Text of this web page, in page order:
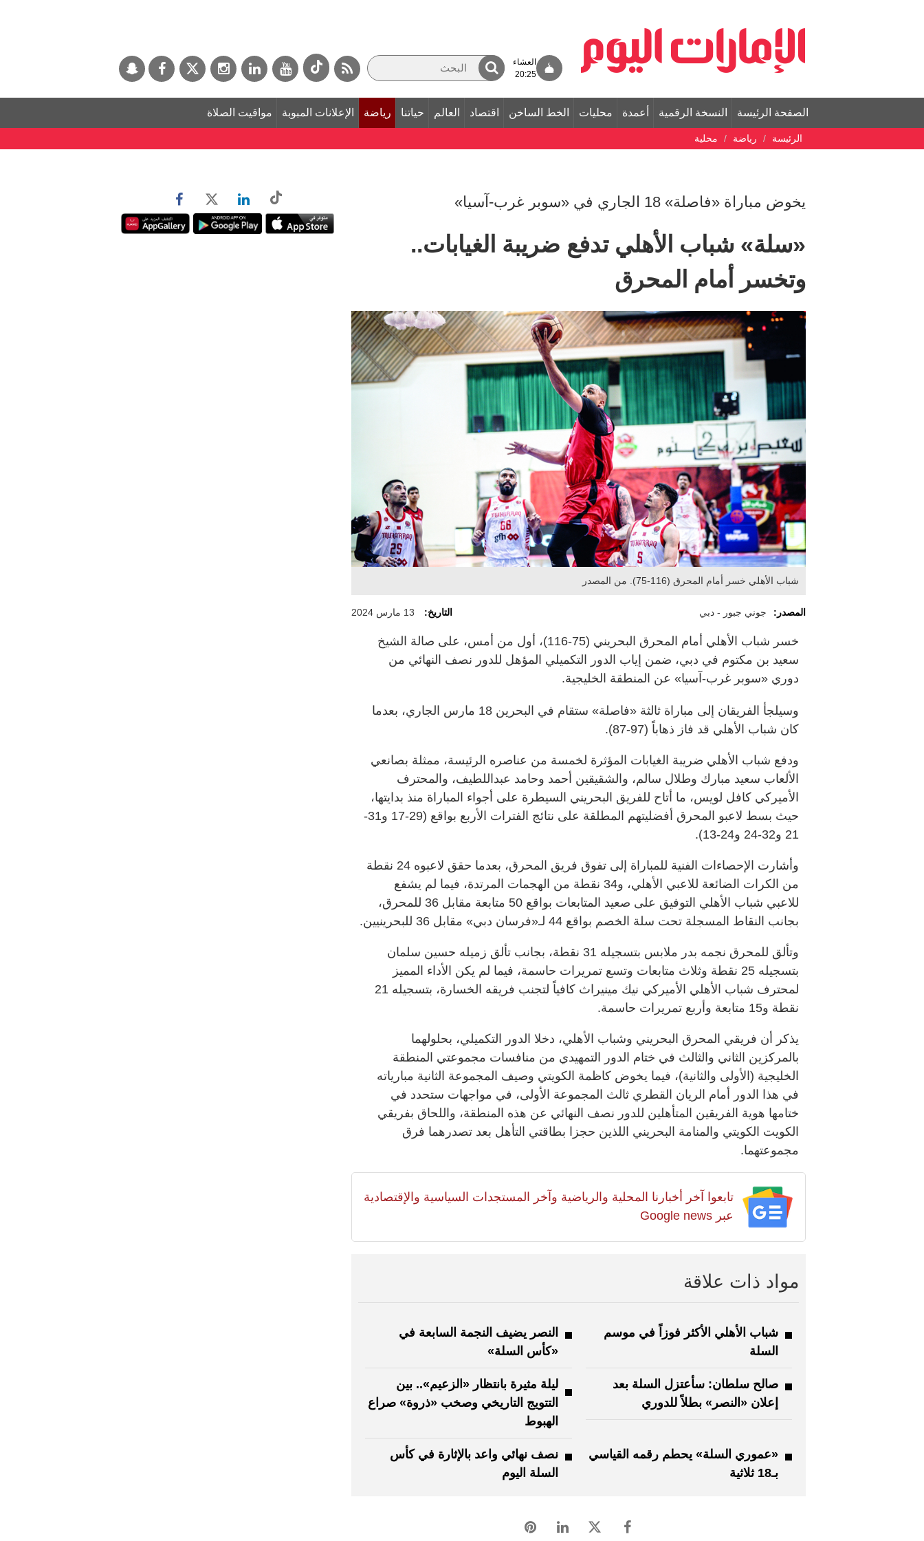
العشاء
20:25
الصفحة الرئيسة النسخة الرقمية أعمدة محليات الخط الساخن اقتصاد العالم حياتنا رياضة الإعلانات المبوبة مواقيت الصلاة
الرئيسة رياضة محلية
يخوض مباراة «فاصلة» 18 الجاري في «سوبر غرب-آسيا»
«سلة» شباب الأهلي تدفع ضريبة الغيابات..
وتخسر أمام المحرق
شباب الأهلي خسر أمام المحرق (116-75). من المصدر
المصدر: جوني جبور - دبي التاريخ: 13 مارس 2024
خسر شباب الأهلي أمام المحرق البحريني (75-116)، أول من أمس، على صالة الشيخ
سعيد بن مكتوم في دبي، ضمن إياب الدور التكميلي المؤهل للدور نصف النهائي من
دوري «سوبر غرب-آسيا» عن المنطقة الخليجية.
وسيلجأ الفريقان إلى مباراة ثالثة «فاصلة» ستقام في البحرين 18 مارس الجاري، بعدما
كان شباب الأهلي قد فاز ذهاباً (97-87).
ودفع شباب الأهلي ضريبة الغيابات المؤثرة لخمسة من عناصره الرئيسة، ممثلة بصانعي
الألعاب سعيد مبارك وطلال سالم، والشقيقين أحمد وحامد عبداللطيف، والمحترف
الأميركي كافل لويس، ما أتاح للفريق البحريني السيطرة على أجواء المباراة منذ بدايتها،
حيث بسط لاعبو المحرق أفضليتهم المطلقة على نتائج الفترات الأربع بواقع (29-17 و31-
21 و32-24 و24-13).
وأشارت الإحصاءات الفنية للمباراة إلى تفوق فريق المحرق، بعدما حقق لاعبوه 24 نقطة
من الكرات الضائعة للاعبي الأهلي، و34 نقطة من الهجمات المرتدة، فيما لم يشفع
للاعبي شباب الأهلي التوفيق على صعيد المتابعات بواقع 50 متابعة مقابل 36 للمحرق،
بجانب النقاط المسجلة تحت سلة الخصم بواقع 44 لـ«فرسان دبي» مقابل 36 للبحرينيين.
وتألق للمحرق نجمه بدر ملابس بتسجيله 31 نقطة، بجانب تألق زميله حسين سلمان
بتسجيله 25 نقطة وثلاث متابعات وتسع تمريرات حاسمة، فيما لم يكن الأداء المميز
لمحترف شباب الأهلي الأميركي نيك مينيراث كافياً لتجنب فريقه الخسارة، بتسجيله 21
نقطة و15 متابعة وأربع تمريرات حاسمة.
يذكر أن فريقي المحرق البحريني وشباب الأهلي، دخلا الدور التكميلي، بحلولهما
بالمركزين الثاني والثالث في ختام الدور التمهيدي من منافسات مجموعتي المنطقة
الخليجية (الأولى والثانية)، فيما يخوض كاظمة الكويتي وصيف المجموعة الثانية مبارياته
في هذا الدور أمام الريان القطري ثالث المجموعة الأولى، في مواجهات ستحدد في
ختامها هوية الفريقين المتأهلين للدور نصف النهائي عن هذه المنطقة، واللحاق بفريقي
الكويت الكويتي والمنامة البحريني اللذين حجزا بطاقتي التأهل بعد تصدرهما فرق
مجموعتهما.
تابعوا آخر أخبارنا المحلية والرياضية وآخر المستجدات السياسية والإقتصادية
عبر Google news
مواد ذات علاقة
شباب الأهلي الأكثر فوزاً في موسم
السلة
النصر يضيف النجمة السابعة في
«كأس السلة»
صالح سلطان: سأعتزل السلة بعد
إعلان «النصر» بطلاً للدوري
ليلة مثيرة بانتظار «الزعيم».. بين
التتويج التاريخي وصخب «ذروة» صراع
الهبوط
«عموري السلة» يحطم رقمه القياسي
بـ18 ثلاثية
نصف نهائي واعد بالإثارة في كأس
السلة اليوم